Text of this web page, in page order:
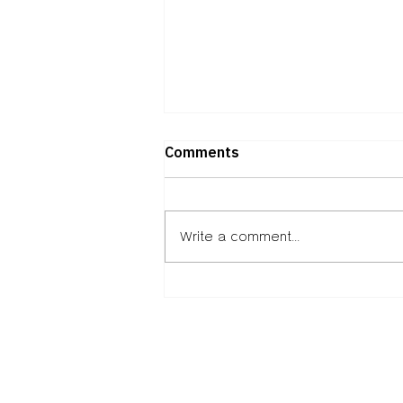
Comments
Write a comment...